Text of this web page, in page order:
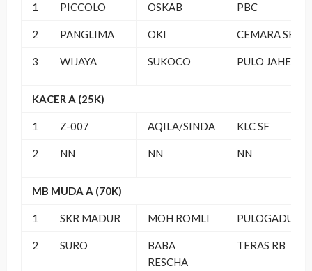
1 PICCOLO OSKAB PBC
2 PANGLIMA OKI CEMARA SF
3 WIJAYA SUKOCO PULO JAHE
KACER A (25K)
1 Z-007 AQILA/SINDA KLC SF
2 NN NN NN
MB MUDA A (70K)
1 SKR MADUR MOH ROMLI PULOGADUNG
2 SURO
BABA
RESCHA
TERAS RB